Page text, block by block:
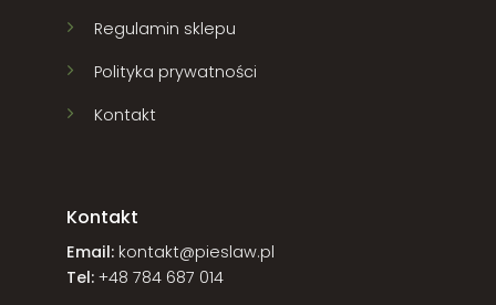
Regulamin sklepu
Polityka prywatności
Kontakt
Kontakt
Email: kontakt@pieslaw.pl
Tel: +48 784 687 014